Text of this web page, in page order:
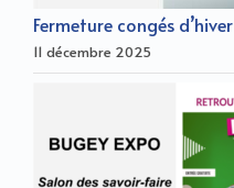
Fermeture congés d’hiver
11 décembre 2025